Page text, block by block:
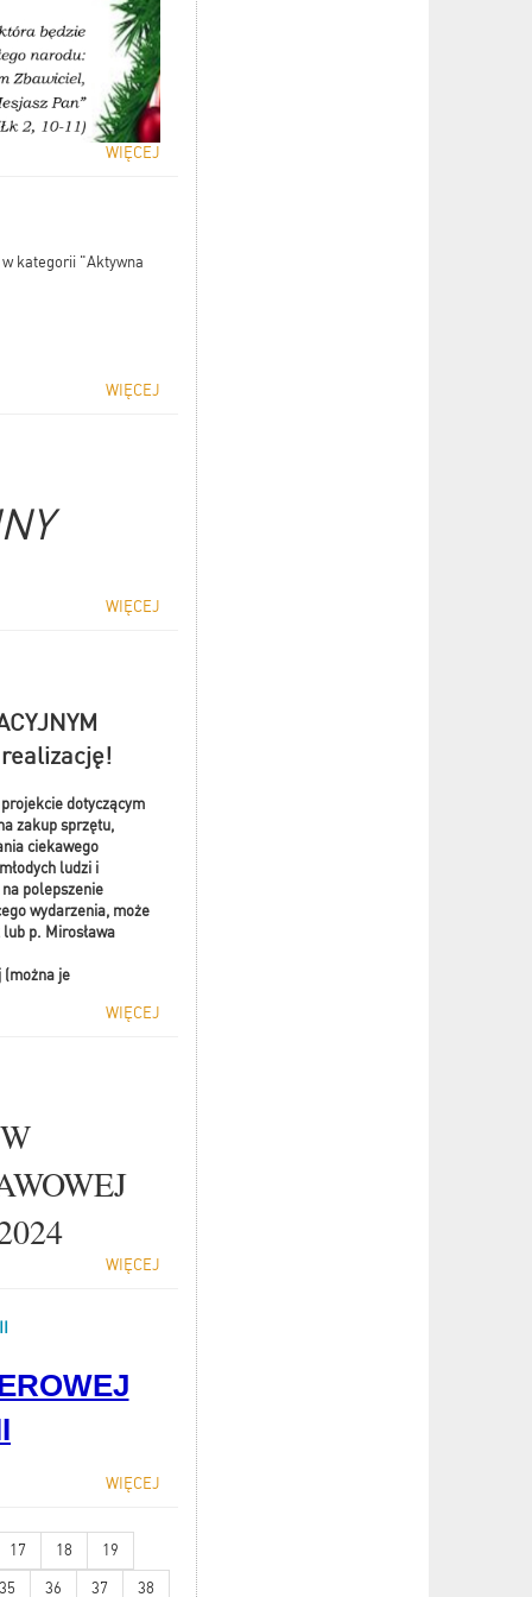
WIĘCEJ
w kategorii "Aktywna
WIĘCEJ
WIĘCEJ
realizację!
dotyczącym
zakup sprzętu,
ciekawego
ludzi i
polepszenie
wydarzenia, może
p. Mirosława
(można je
wyborachWIĘCEJ
WIĘCEJ
WIĘCEJ
17 18 19
35 36 37 38